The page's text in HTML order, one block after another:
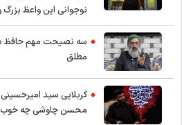
نوجوانی این واعظ بزرگ
اسلام
سه نصیحت مهم حافظ در
مطلق
کربلایی سید امیر‌حسینی
محسن چاوشی چه خوب